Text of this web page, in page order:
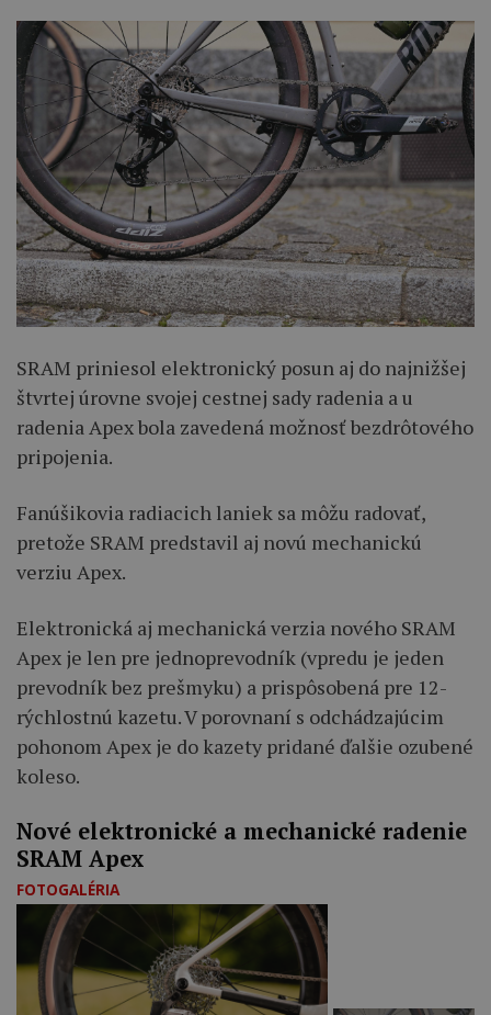
SRAM priniesol elektronický posun aj do najnižšej
štvrtej úrovne svojej cestnej sady radenia a u
radenia Apex bola zavedená možnosť bezdrôtového
pripojenia.
Fanúšikovia radiacich laniek sa môžu radovať,
pretože SRAM predstavil aj novú mechanickú
verziu Apex.
Elektronická aj mechanická verzia nového SRAM
Apex je len pre jednoprevodník (vpredu je jeden
prevodník bez prešmyku) a prispôsobená pre 12-
rýchlostnú kazetu. V porovnaní s odchádzajúcim
pohonom Apex je do kazety pridané ďalšie ozubené
koleso.
Nové elektronické a mechanické radenie
SRAM Apex
FOTOGALÉRIA